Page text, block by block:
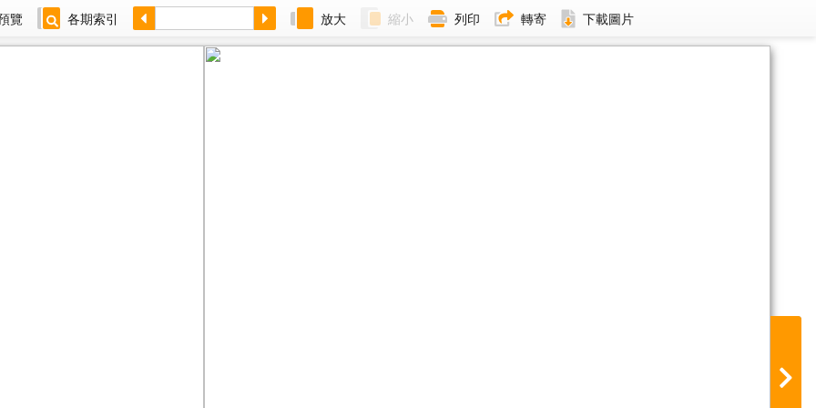
覽 各期索引 放大 縮小 列印 轉寄 下載圖片